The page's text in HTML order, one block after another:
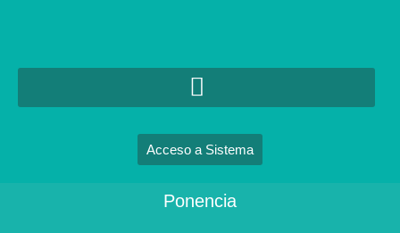
Acceso a Sistema
Ponencia